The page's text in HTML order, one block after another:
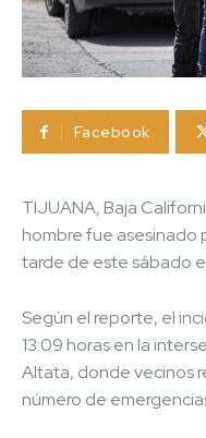
Facebook
TIJUANA, Baja
hombre fue asesinado
tarde de este sábado
Según el reporte, el
13:09 horas en la
Altata, donde vecinos
número de